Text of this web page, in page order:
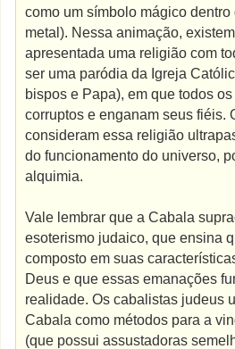
como um símbolo mágico
metal). Nessa animação,
apresentada uma religião com
ser uma paródia da Igreja
bispos e Papa), em que todos
corruptos e enganam seus fiéis.
consideram essa religião
do funcionamento do universo,
alquimia.
Vale lembrar que a Cabala
esoterismo judaico, que ensina
composto em suas
Deus e que essas emanações
realidade. Os cabalistas judeus
Cabala como métodos para a
(que possui assustadoras